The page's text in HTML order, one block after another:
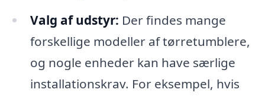
Valg af udstyr: Der findes mange
forskellige modeller af tørretumblere,
og nogle enheder kan have særlige
installationskrav. For eksempel, hvis